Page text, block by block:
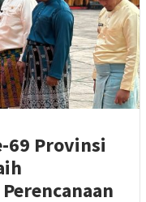
69 Provinsi